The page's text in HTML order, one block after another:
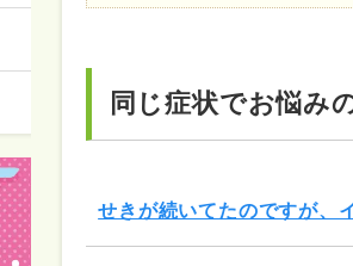
同じ症状でお悩み
せきが続いてたのですが、